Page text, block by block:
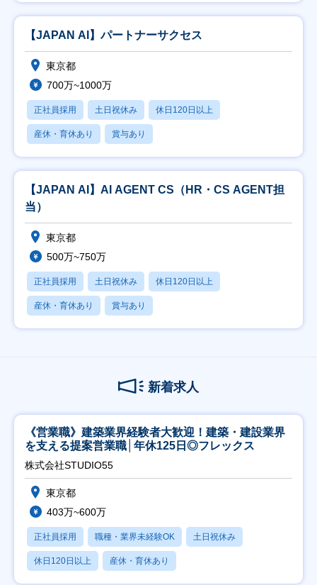
【JAPAN AI】パートナーサクセス
東京都
700万~1000万
正社員採用 土日祝休み 休日120日以上
産休・育休あり 賞与あり
【JAPAN AI】AI AGENT CS（HR・CS AGENT担
当）
東京都
500万~750万
正社員採用 土日祝休み 休日120日以上
産休・育休あり 賞与あり
新着求人
《営業職》建築業界経験者大歓迎！建築・建設業界
を支える提案営業職│年休125日◎フレックス
株式会社STUDIO55
東京都
403万~600万
正社員採用 職種・業界未経験OK 土日祝休み
休日120日以上 産休・育休あり